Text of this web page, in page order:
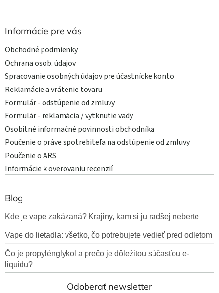
Informácie pre vás
Obchodné podmienky
Ochrana osob. údajov
Spracovanie osobných údajov pre účastnícke konto
Reklamácie a vrátenie tovaru
Formulár - odstúpenie od zmluvy
Formulár - reklamácia / vytknutie vady
Osobitné informačné povinnosti obchodníka
Poučenie o práve spotrebiteľa na odstúpenie od zmluvy
Poučenie o ARS
Informácie k overovaniu recenzií
Blog
Kde je vape zakázaná? Krajiny, kam si ju radšej neberte
Vape do lietadla: všetko, čo potrebujete vedieť pred odletom
Čo je propylénglykol a prečo je dôležitou súčasťou e-
liquidu?
Odoberať newsletter